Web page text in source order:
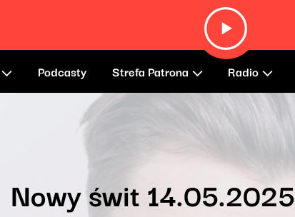
Podcasty Strefa Patrona Radio
Nowy świt 14.05.2025